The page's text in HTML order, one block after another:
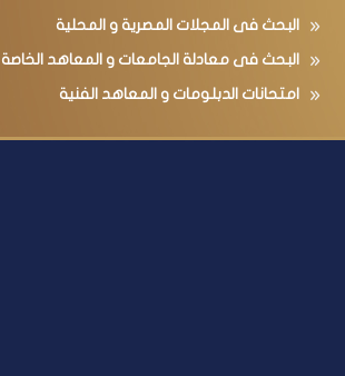
البحث فى المجلات المصرية و المحلية
البحث فى معادلة الجامعات و المعاهد الخاصة
امتحانات الدبلومات و المعاهد الفنية